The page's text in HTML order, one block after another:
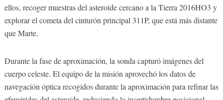
ellos, recoger muestras del asteroide cercano a la Tierra 2016HO3 y
explorar el cometa del cinturón principal 311P, que está más distante
que Marte.
Durante la fase de aproximación, la sonda capturó imágenes del
cuerpo celeste. El equipo de la misión aprovechó los datos de
navegación óptica recogidos durante la aproximación para refinar las